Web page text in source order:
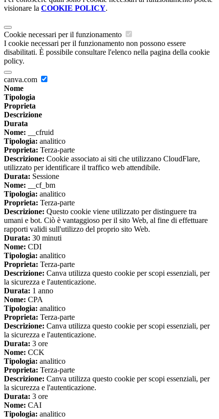
visionare la COOKIE POLICY.
Cookie necessari per il funzionamento
I cookie necessari per il funzionamento non possono essere
disabilitati. È possibile consultare l'elenco nella pagina della cookie
policy.
canva.com
Nome
Tipologia
Proprieta
Descrizione
Durata
Nome: __cfruid
Tipologia: analitico
Proprieta: Terza-parte
Descrizione: Cookie associato ai siti che utilizzano CloudFlare,
utilizzato per identificare il traffico web attendibile.
Durata: Sessione
Nome: __cf_bm
Tipologia: analitico
Proprieta: Terza-parte
Descrizione: Questo cookie viene utilizzato per distinguere tra
umani e bot. Ciò è vantaggioso per il sito Web, al fine di effettuare
rapporti validi sull'utilizzo del proprio sito Web.
Durata: 30 minuti
Nome: CDI
Tipologia: analitico
Proprieta: Terza-parte
Descrizione: Canva utilizza questo cookie per scopi essenziali, per
la sicurezza e l'autenticazione.
Durata: 1 anno
Nome: CPA
Tipologia: analitico
Proprieta: Terza-parte
Descrizione: Canva utilizza questo cookie per scopi essenziali, per
la sicurezza e l'autenticazione.
Durata: 3 ore
Nome: CCK
Tipologia: analitico
Proprieta: Terza-parte
Descrizione: Canva utilizza questo cookie per scopi essenziali, per
la sicurezza e l'autenticazione.
Durata: 3 ore
Nome: CAI
Tipologia: analitico